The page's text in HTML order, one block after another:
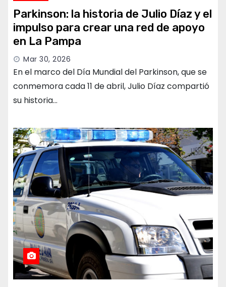
Parkinson: la historia de Julio Díaz y el
impulso para crear una red de apoyo
en La Pampa
Mar 30, 2026
En el marco del Día Mundial del Parkinson, que se
conmemora cada 11 de abril, Julio Díaz compartió
su historia…